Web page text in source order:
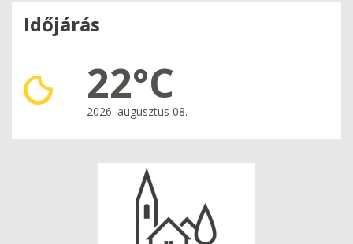
Időjárás
22°C
2026. augusztus 08.